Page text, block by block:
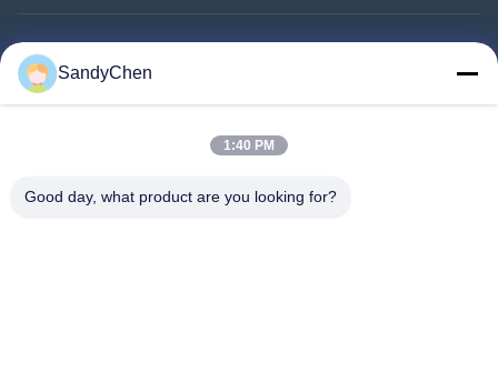
त्वरित लिंक
घर
वीडियो
SandyChen
1:40 PM
Good day, what product are you looking for?